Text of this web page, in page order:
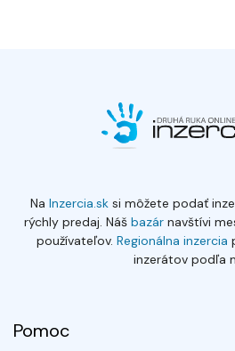
Na Inzercia.sksi môžete podať
rýchly predaj. Náš bazárnavštívi
používateľov. Regionálna inzercia
inzerátov podľa
Pomoc